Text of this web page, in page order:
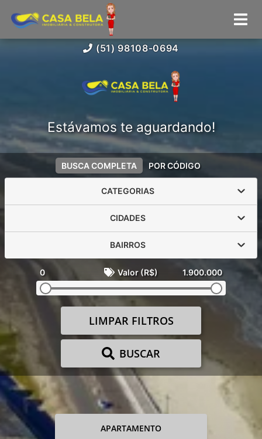
(51) 98108-0694
Estávamos te aguardando!
BUSCA COMPLETA POR CÓDIGO
CATEGORIAS
CIDADES
BAIRROS
0 Valor (R$) 1.900.000
LIMPAR FILTROS
BUSCAR
APARTAMENTO